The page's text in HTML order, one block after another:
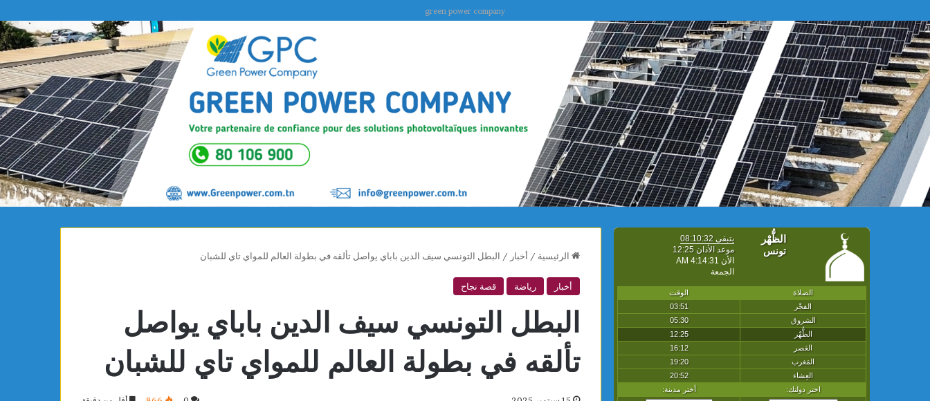
green power company
الرئيسية / أخبار / البطل التونسي سيف الدين باباي يواصل تألقه في بطولة العالم للمواي تاي للشبان
أخبار رياضة قصة نجاح
البطل التونسي سيف الدين باباي يواصل
تألقه في بطولة العالم للمواي تاي للشبان